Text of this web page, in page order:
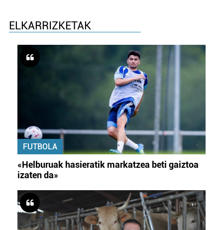
ELKARRIZKETAK
FUTBOLA
«Helburuak hasieratik markatzea beti gaiztoa
izaten da»